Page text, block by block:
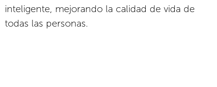
inteligente, mejorando la calidad de vida de
todas las personas.